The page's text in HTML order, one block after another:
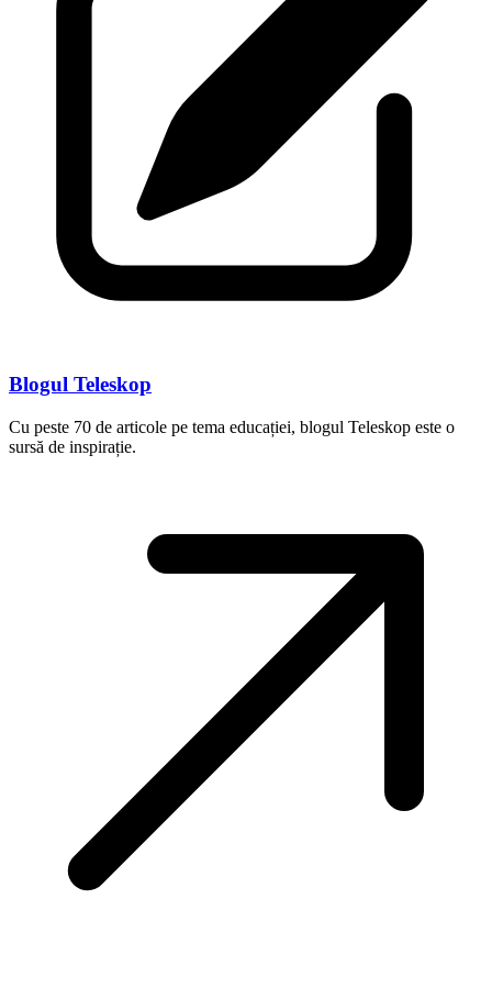
Blogul Teleskop
Cu peste 70 de articole pe tema educației, blogul Teleskop este o
sursă de inspirație.